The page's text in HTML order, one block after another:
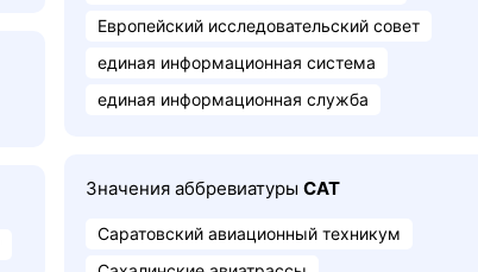
Европейский исследовательский совет
единая информационная система
единая информационная служба
Значения аббревиатуры САТ
Саратовский авиационный техникум